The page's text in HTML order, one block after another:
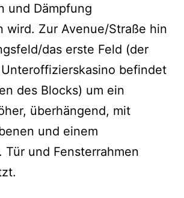
und Dämpfung
wird. Zur Avenue/Straße hin
das erste Feld (der
befindet
des Blocks) um ein
überhängend, mit
und einem
Tür und Fensterrahmen